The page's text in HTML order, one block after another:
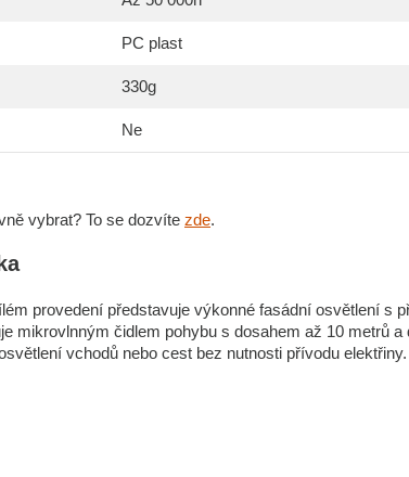
PC plast
330g
Ne
vybrat? To se dozvíte zde.
provedení představuje výkonné fasádní osvětlení s
mikrovlnným čidlem pohybu s dosahem až 10 metrů
vchodů nebo cest bez nutnosti přívodu elektřiny.